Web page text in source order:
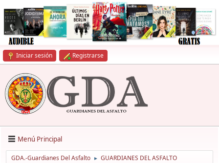
Iniciar sesión Registrarse
Menú Principal
GDA.-Guardianes Del Asfalto ► GUARDIANES DEL ASFALTO